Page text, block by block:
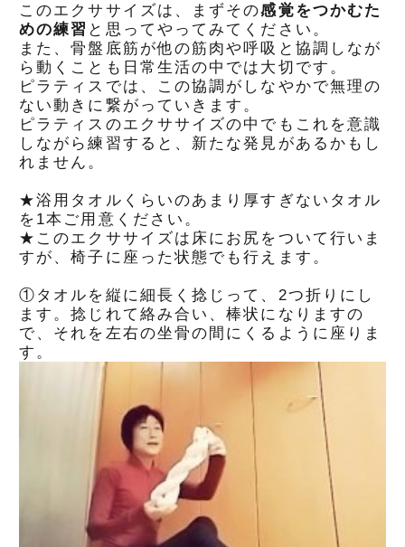
このエクササイズは、まずその感覚をつかむた
めの練習 と思ってやってみてください。
また、骨盤底筋が他の筋肉や呼吸と協調しなが
ら動くことも日常生活の中では大切です。
ピラティスでは、この協調がしなやかで無理の
ない動きに繋がっていきます。
ピラティスのエクササイズの中でもこれを意識
しながら練習すると、新たな発見があるかもし
れません。
★浴用タオルくらいのあまり厚すぎないタオル
を1本ご用意ください。
★このエクササイズは床にお尻をついて行いま
すが、椅子に座った状態でも行えます。
①タオルを縦に細長く捻じって、2つ折りにし
ます。捻じれて絡み合い、棒状になりますの
で、それを左右の坐骨の間にくるように座りま
す。